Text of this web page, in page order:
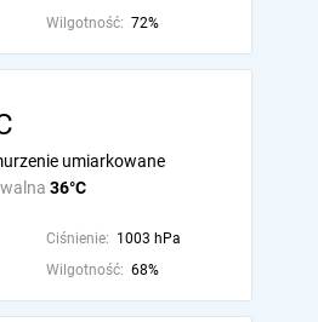
Wilgotność: 72%
36°C
umiarkowane
Ciśnienie: 1003 hPa
Wilgotność: 68%